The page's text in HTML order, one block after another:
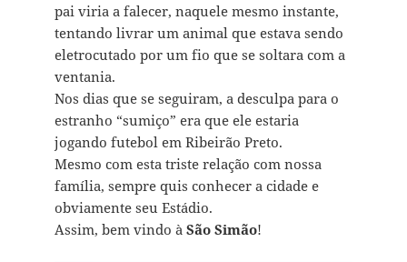
pai viria a falecer, naquele mesmo instante,
tentando livrar um animal que estava sendo
eletrocutado por um fio que se soltara com a
ventania.
Nos dias que se seguiram, a desculpa para o
estranho “sumiço” era que ele estaria
jogando futebol em Ribeirão Preto.
Mesmo com esta triste relação com nossa
família, sempre quis conhecer a cidade e
obviamente seu Estádio.
Assim, bem vindo à São Simão!